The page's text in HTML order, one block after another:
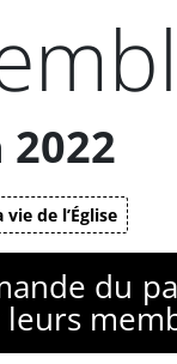
de l’Église
du